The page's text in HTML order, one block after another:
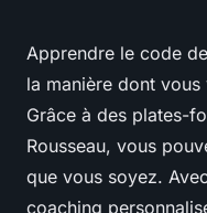
Apprendre le code
la manière dont
Grâce à des plates-
Rousseau, vous
que vous soyez.
coaching